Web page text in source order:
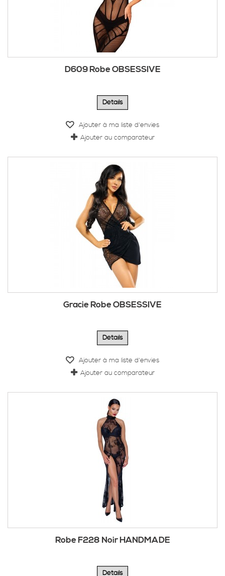
D609 Robe OBSESSIVE
Détails
Ajouter à ma liste d'envies
Ajouter au comparateur
Gracie Robe OBSESSIVE
Détails
Ajouter à ma liste d'envies
Ajouter au comparateur
Robe F228 Noir HANDMADE
Détails